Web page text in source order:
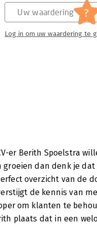
Uw waardering ?
Log in om uw waardering te
er Berith Spoelstra
dan denk je
overzicht van de
de kennis van
om klanten te
plaats dat in een